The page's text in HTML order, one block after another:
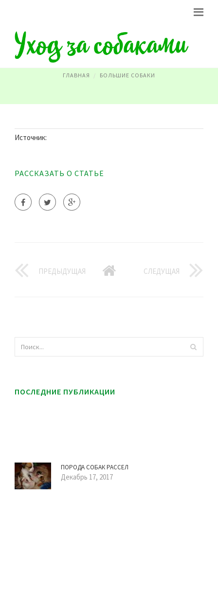
ФОТО СОБАК МАЛЕНЬКИХ
ГЛАВНАЯ БОЛЬШИЕ СОБАКИ
Источник:
РАССКАЗАТЬ О СТАТЬЕ
ПРЕДЫДУЩАЯ СЛЕДУЩАЯ
ПОСЛЕДНИЕ ПУБЛИКАЦИИ
ПОРОДА СОБАК РАССЕЛ
Декабрь 17, 2017